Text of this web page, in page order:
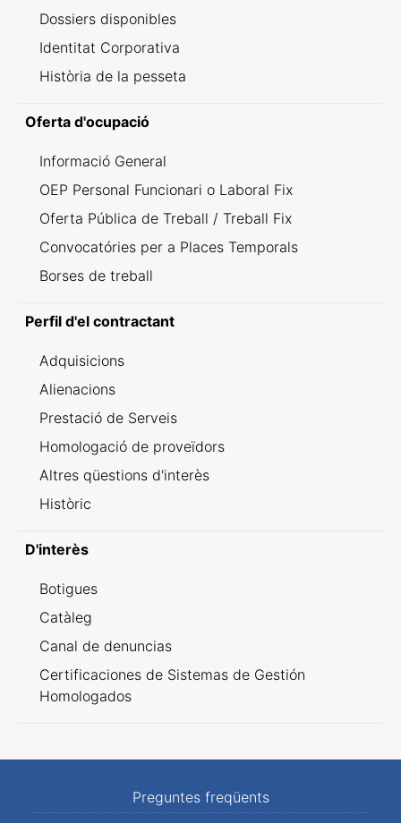
Dossiers disponibles
Identitat Corporativa
Història de la pesseta
Oferta d'ocupació
Informació General
OEP Personal Funcionari o Laboral Fix
Oferta Pública de Treball / Treball Fix
Convocatóries per a Places Temporals
Borses de treball
Perfil d'el contractant
Adquisicions
Alienacions
Prestació de Serveis
Homologació de proveïdors
Altres qüestions d'interès
Històric
D'interès
Botigues
Catàleg
Canal de denuncias
Certificaciones de Sistemas de Gestión
Homologados
Preguntes freqüents